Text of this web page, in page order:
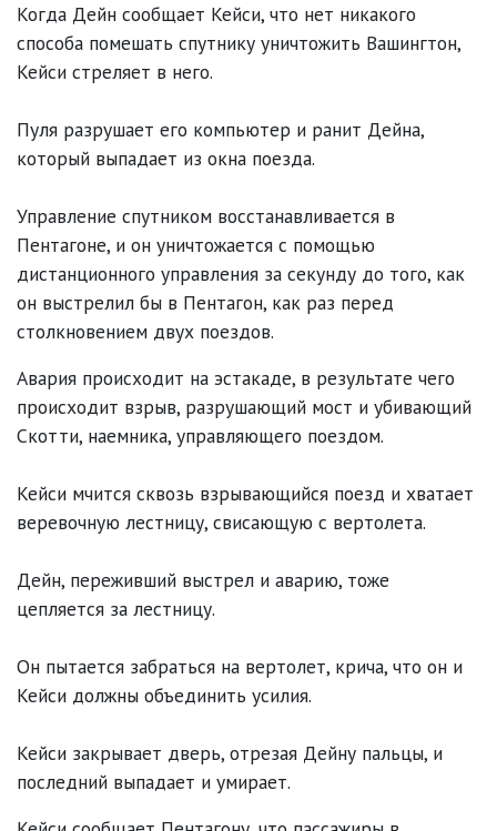
Когда Дейн сообщает Кейси, что нет никакого
способа помешать спутнику уничтожить Вашингтон,
Кейси стреляет в него.
Пуля разрушает его компьютер и ранит Дейна,
который выпадает из окна поезда.
Управление спутником восстанавливается в
Пентагоне, и он уничтожается с помощью
дистанционного управления за секунду до того, как
он выстрелил бы в Пентагон, как раз перед
столкновением двух поездов.
Авария происходит на эстакаде, в результате чего
происходит взрыв, разрушающий мост и убивающий
Скотти, наемника, управляющего поездом.
Кейси мчится сквозь взрывающийся поезд и хватает
веревочную лестницу, свисающую с вертолета.
Дейн, переживший выстрел и аварию, тоже
цепляется за лестницу.
Он пытается забраться на вертолет, крича, что он и
Кейси должны объединить усилия.
Кейси закрывает дверь, отрезая Дейну пальцы, и
последний выпадает и умирает.